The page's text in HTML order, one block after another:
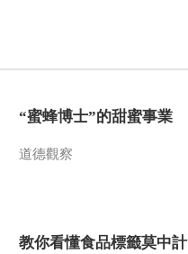
“蜜蜂博士”的甜蜜事業
道德觀察
教你看懂食品標籤莫中計